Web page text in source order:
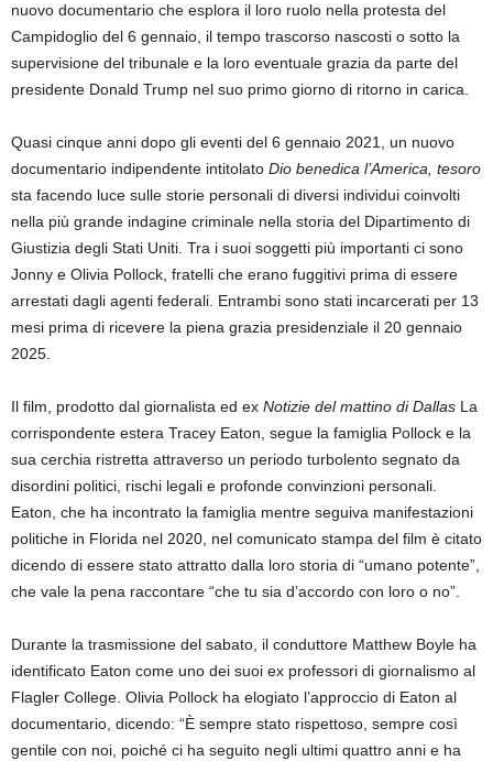
nuovo documentario che esplora il loro ruolo nella protesta del
Campidoglio del 6 gennaio, il tempo trascorso nascosti o sotto la
supervisione del tribunale e la loro eventuale grazia da parte del
presidente Donald Trump nel suo primo giorno di ritorno in carica.
Quasi cinque anni dopo gli eventi del 6 gennaio 2021, un nuovo
documentario indipendente intitolato Dio benedica l’America, tesoro
sta facendo luce sulle storie personali di diversi individui coinvolti
nella più grande indagine criminale nella storia del Dipartimento di
Giustizia degli Stati Uniti. Tra i suoi soggetti più importanti ci sono
Jonny e Olivia Pollock, fratelli che erano fuggitivi prima di essere
arrestati dagli agenti federali. Entrambi sono stati incarcerati per 13
mesi prima di ricevere la piena grazia presidenziale il 20 gennaio
2025.
Il film, prodotto dal giornalista ed ex Notizie del mattino di Dallas La
corrispondente estera Tracey Eaton, segue la famiglia Pollock e la
sua cerchia ristretta attraverso un periodo turbolento segnato da
disordini politici, rischi legali e profonde convinzioni personali.
Eaton, che ha incontrato la famiglia mentre seguiva manifestazioni
politiche in Florida nel 2020, nel comunicato stampa del film è citato
dicendo di essere stato attratto dalla loro storia di “umano potente”,
che vale la pena raccontare “che tu sia d’accordo con loro o no”.
Durante la trasmissione del sabato, il conduttore Matthew Boyle ha
identificato Eaton come uno dei suoi ex professori di giornalismo al
Flagler College. Olivia Pollock ha elogiato l’approccio di Eaton al
documentario, dicendo: “È sempre stato rispettoso, sempre così
gentile con noi, poiché ci ha seguito negli ultimi quattro anni e ha